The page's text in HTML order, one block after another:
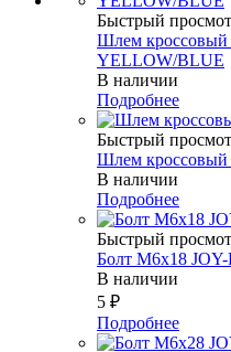
Быстрый
Шлем кроссовый
YELLOW/BLUE
В наличии
Подробнее
Быстрый
Шлем кроссовый
В наличии
Подробнее
Быстрый
Болт М6х18
В наличии
5 ₽
Подробнее